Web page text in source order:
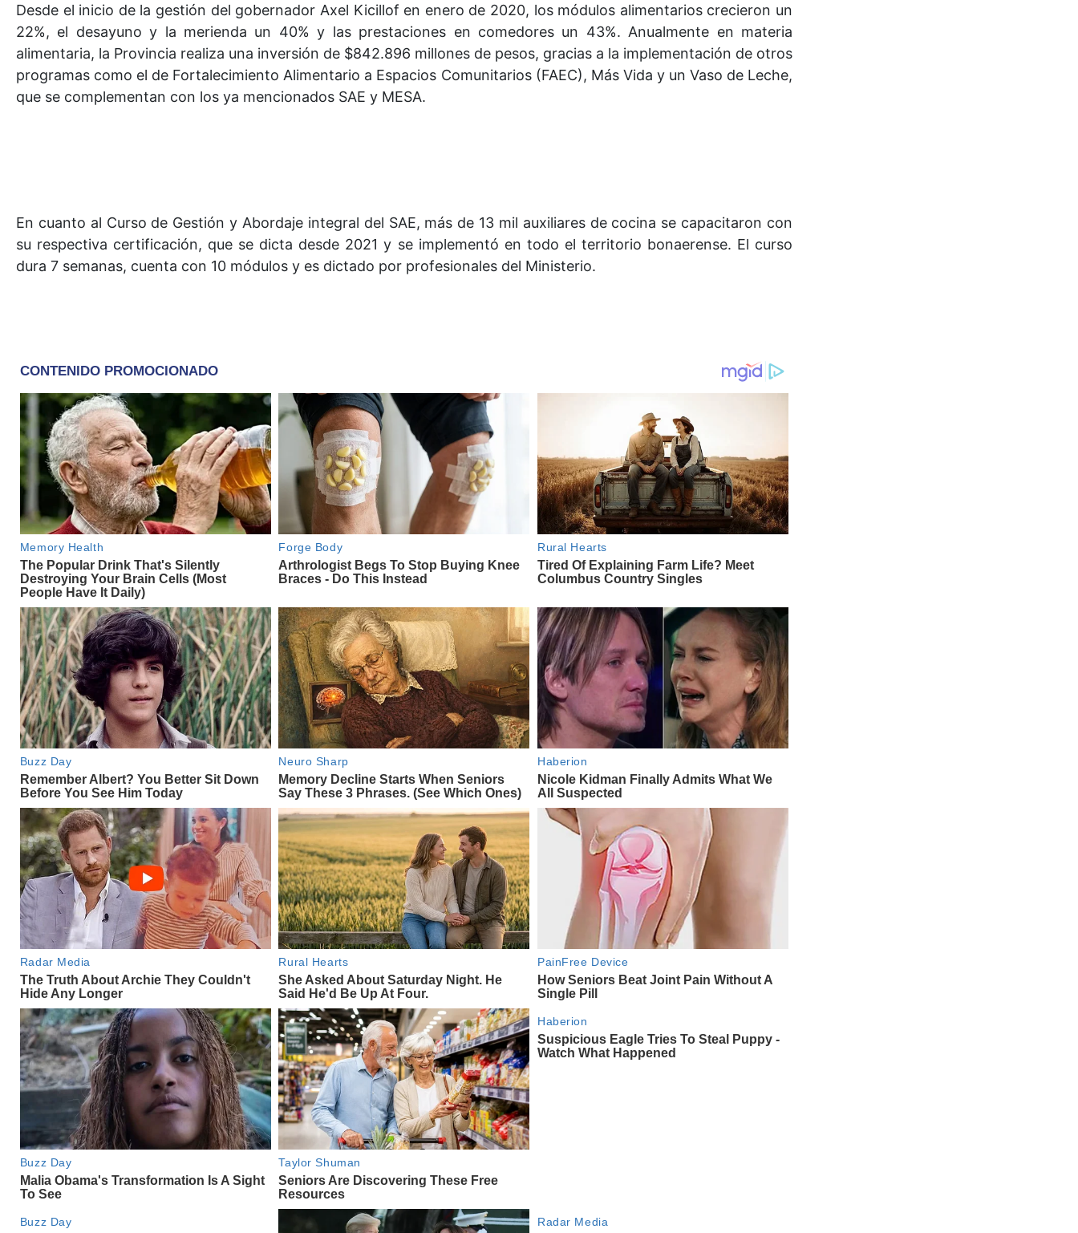
Desde el inicio de la gestión del gobernador Axel Kicillof en enero de 2020, los módulos alimentarios crecieron un
22%, el desayuno y la merienda un 40% y las prestaciones en comedores un 43%. Anualmente en materia
alimentaria, la Provincia realiza una inversión de $842.896 millones de pesos, gracias a la implementación de otros
programas como el de Fortalecimiento Alimentario a Espacios Comunitarios (FAEC), Más Vida y un Vaso de Leche,
que se complementan con los ya mencionados SAE y MESA.
En cuanto al Curso de Gestión y Abordaje integral del SAE, más de 13 mil auxiliares de cocina se capacitaron con
su respectiva certificación, que se dicta desde 2021 y se implementó en todo el territorio bonaerense. El curso
dura 7 semanas, cuenta con 10 módulos y es dictado por profesionales del Ministerio.